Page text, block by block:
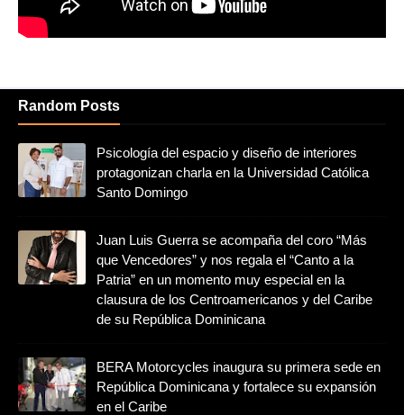
Random Posts
Psicología del espacio y diseño de interiores
protagonizan charla en la Universidad Católica
Santo Domingo
Juan Luis Guerra se acompaña del coro “Más
que Vencedores” y nos regala el “Canto a la
Patria” en un momento muy especial en la
clausura de los Centroamericanos y del Caribe
de su República Dominicana
BERA Motorcycles inaugura su primera sede en
República Dominicana y fortalece su expansión
en el Caribe